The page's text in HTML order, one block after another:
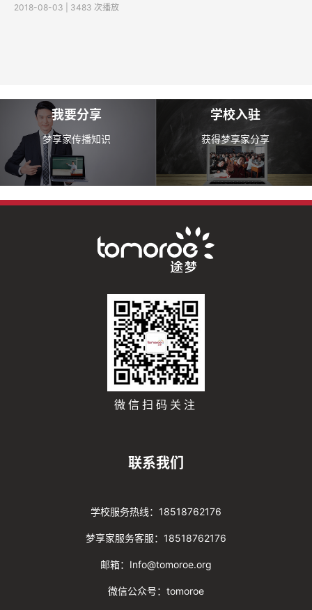
2018-08-03 | 3483 次播放
我要分享
梦享家传播知识
学校入驻
获得梦享家分享
微信扫码关注
联系我们
学校服务热线：18518762176
梦享家服务客服：18518762176
邮箱：Info@tomoroe.org
微信公众号：tomoroe